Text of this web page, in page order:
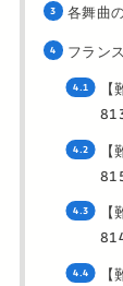
各舞曲
フラン